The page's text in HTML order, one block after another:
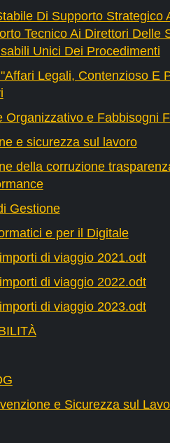
Di Supporto Strategico
Tecnico Ai Direttori Delle
Unici Dei Procedimenti
Legali, Contenzioso E
Organizzativo e Fabbisogni
e sicurezza sul lavoro
della corruzione
Gestione
e per il Digitale
di viaggio 2021.odt
di viaggio 2022.odt
di viaggio 2023.odt
e Sicurezza sul